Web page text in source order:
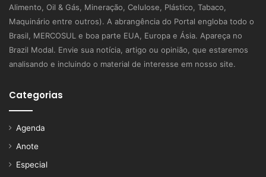
Alimento, Oil & Gás, Mineração, Celulose, Plástico, Tabaco,
Maquinário entre outros). A abrangência do Portal engloba todo o
Brasil, MERCOSUL e boa parte EUA, Europa e Ásia. Apareça no
Brazil Modal. Envie sua notícia, artigo ou opinião, que estaremos
analisando e incluindo o material de interesse em nosso site.
Categorias
Agenda
Anote
Especial